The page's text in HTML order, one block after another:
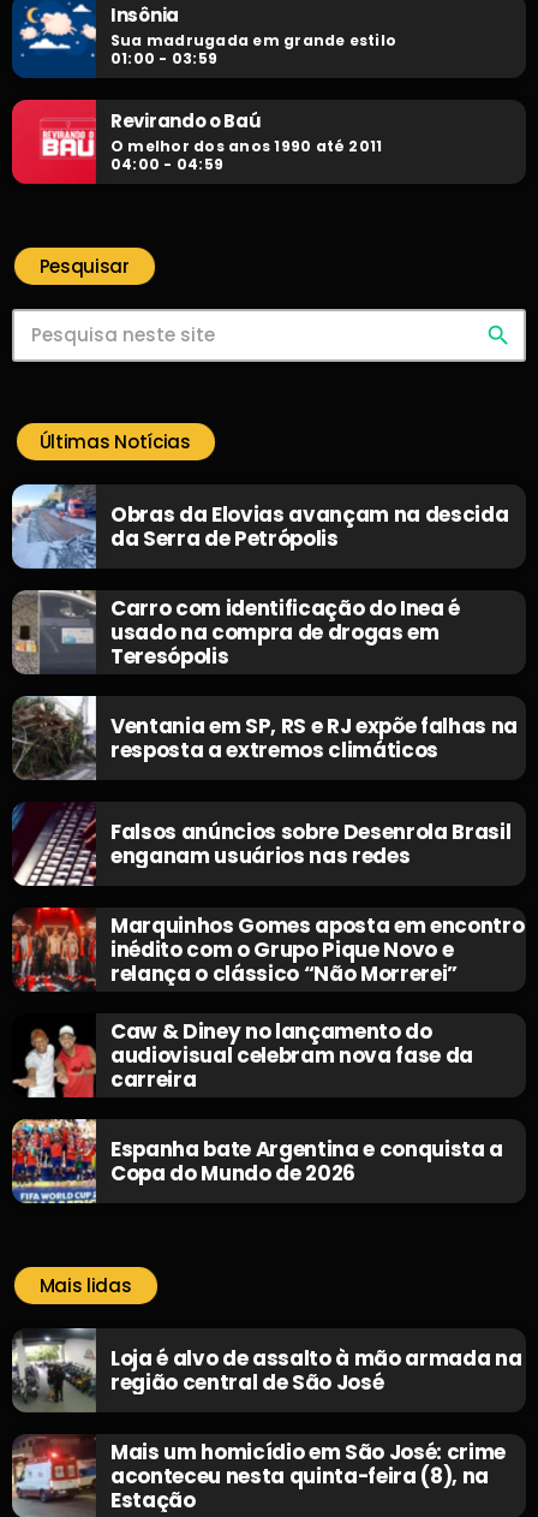
Insônia
Sua madrugada em grande estilo
01:00 - 03:59
Revirando o Baú
O melhor dos anos 1990 até 2011
04:00 - 04:59
Pesquisar
search
Últimas Notícias
Obras da Elovias avançam na descida
da Serra de Petrópolis
Carro com identificação do Inea é
usado na compra de drogas em
Teresópolis
Ventania em SP, RS e RJ expõe falhas na
resposta a extremos climáticos
Falsos anúncios sobre Desenrola Brasil
enganam usuários nas redes
Marquinhos Gomes aposta em encontro
inédito com o Grupo Pique Novo e
relança o clássico “Não Morrerei”
Caw & Diney no lançamento do
audiovisual celebram nova fase da
carreira
Espanha bate Argentina e conquista a
Copa do Mundo de 2026
Mais lidas
Loja é alvo de assalto à mão armada na
região central de São José
Mais um homicídio em São José: crime
aconteceu nesta quinta-feira (8), na
Estação